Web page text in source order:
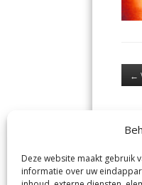
Deze website maakt gebruik
informatie over uw
←
De